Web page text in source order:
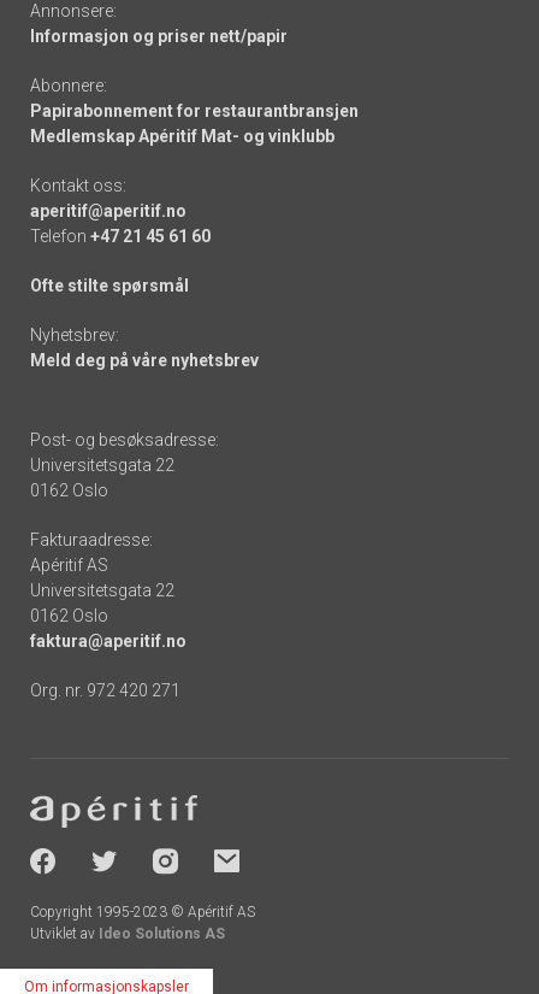
Annonsere:
Informasjon og priser nett/papir
Abonnere:
Papirabonnement for restaurantbransjen
Medlemskap Apéritif Mat- og vinklubb
Kontakt oss:
aperitif@aperitif.no
Telefon +47 21 45 61 60
Ofte stilte spørsmål
Nyhetsbrev:
Meld deg på våre nyhetsbrev
Post- og besøksadresse:
Universitetsgata 22
0162 Oslo
Fakturaadresse:
Apéritif AS
Universitetsgata 22
0162 Oslo
faktura@aperitif.no
Org. nr. 972 420 271
-
socials
Copyright 1995-2023 © Apéritif AS
Utviklet av Ideo Solutions AS
Om informasjonskapsler